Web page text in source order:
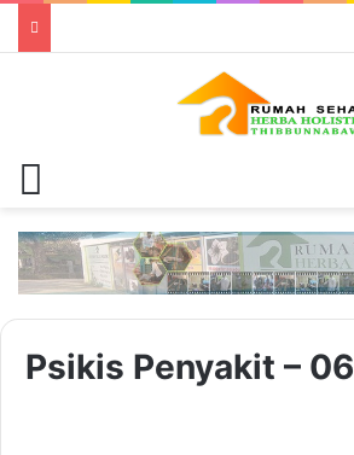
Psikis Penyakit – 06